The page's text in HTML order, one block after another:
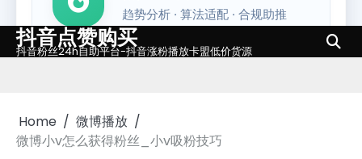
Skip
to
抖音点赞购买
抖音粉丝24h自助平台-抖音涨粉播放卡盟低价货源
Home
微博播放
微博小v怎么获得粉丝_小v吸粉技巧